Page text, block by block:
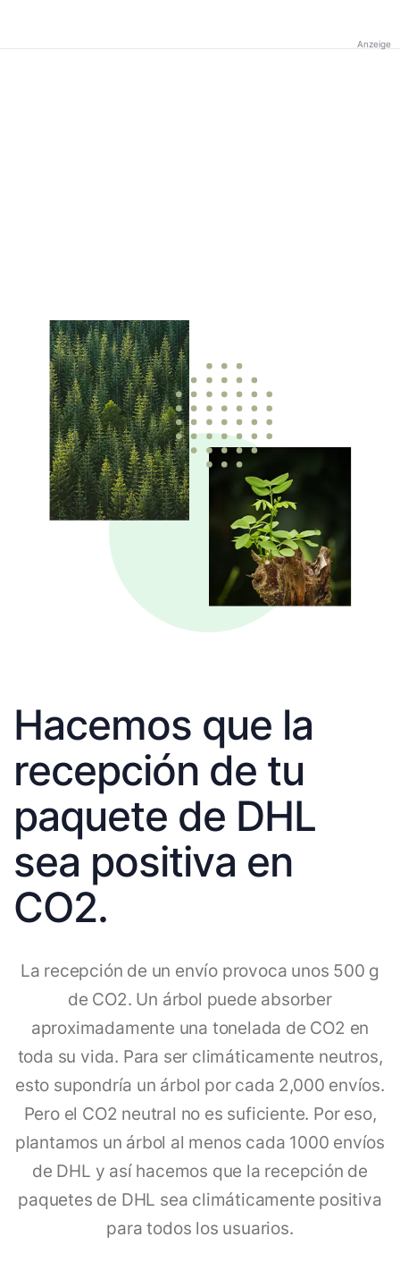
Anzeige
Hacemos que la
recepción de tu
paquete de DHL
sea positiva en
CO2.
La recepción de un envío provoca unos 500 g
de CO2. Un árbol puede absorber
aproximadamente una tonelada de CO2 en
toda su vida. Para ser climáticamente neutros,
esto supondría un árbol por cada 2,000 envíos.
Pero el CO2 neutral no es suficiente. Por eso,
plantamos un árbol al menos cada 1000 envíos
de DHL y así hacemos que la recepción de
paquetes de DHL sea climáticamente positiva
para todos los usuarios.